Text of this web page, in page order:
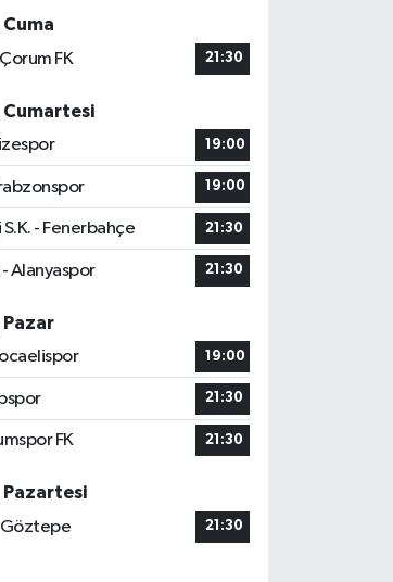
FK
21:30
Cumartesi
19:00
19:00
- Fenerbahçe 21:30
Alanyaspor 21:30
Pazar
19:00
21:30
FK 21:30
Pazartesi
Göztepe
21:30